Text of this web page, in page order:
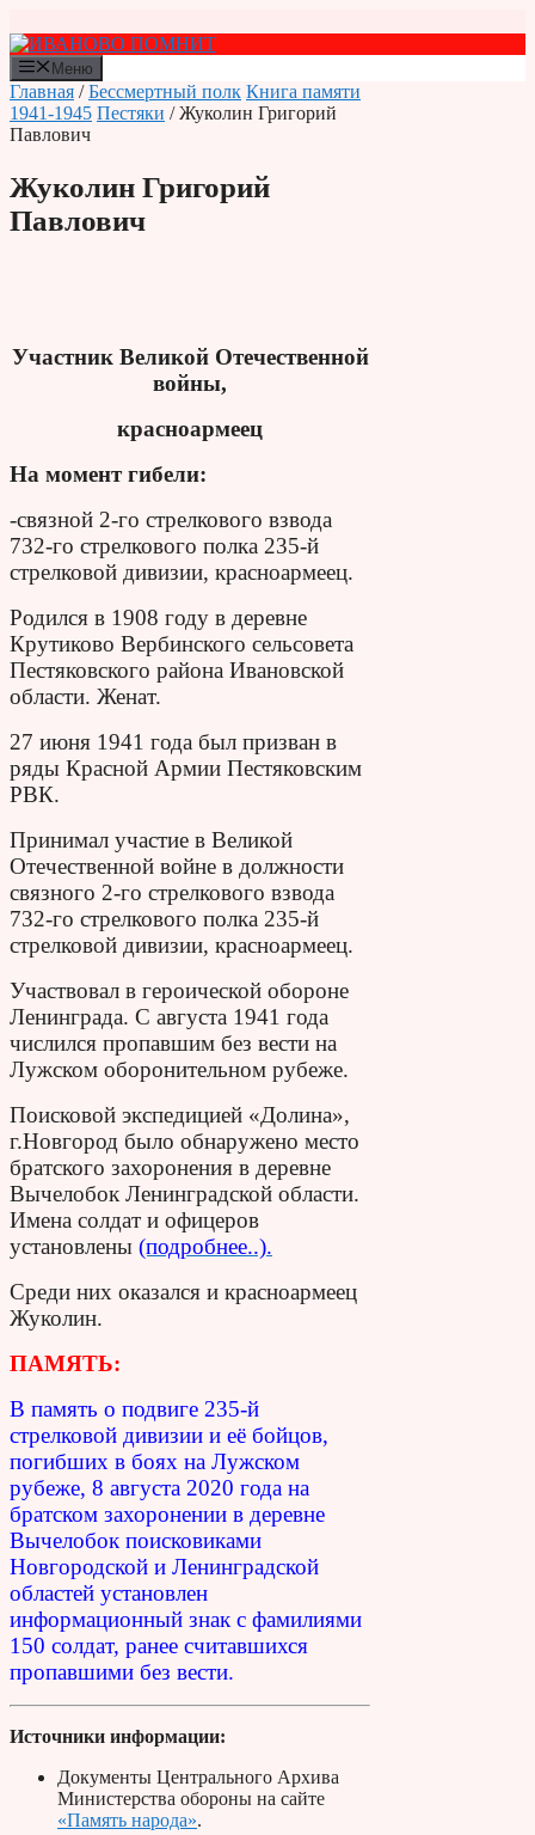
к
содержимому
Меню
Главная /Бессмертный полк Книга памяти
1941-1945 Пестяки / Жуколин Григорий
Павлович
Жуколин Григорий
Павлович
Участник Великой Отечественной
войны,
красноармеец
На момент гибели:
-связной 2-го стрелкового взвода
732-го стрелкового полка 235-й
стрелковой дивизии, красноармеец.
Родился в 1908 году в деревне
Крутиково Вербинского сельсовета
Пестяковского района Ивановской
области. Женат.
27 июня 1941 года был призван в
ряды Красной Армии Пестяковским
РВК.
Принимал участие в Великой
Отечественной войне в должности
связного 2-го стрелкового взвода
732-го стрелкового полка 235-й
стрелковой дивизии, красноармеец.
Участвовал в героической обороне
Ленинграда. С августа 1941 года
числился пропавшим без вести на
Лужском оборонительном рубеже.
Поисковой экспедицией «Долина»,
г.Новгород было обнаружено место
братского захоронения в деревне
Вычелобок Ленинградской области.
Имена солдат и офицеров
установлены (подробнее..).
Среди них оказался и красноармеец
Жуколин.
ПАМЯТЬ:
В память о подвиге 235-й
стрелковой дивизии и её бойцов,
погибших в боях на Лужском
рубеже, 8 августа 2020 года на
братском захоронении в деревне
Вычелобок поисковиками
Новгородской и Ленинградской
областей установлен
информационный знак с фамилиями
150 солдат, ранее считавшихся
пропавшими без вести.
Источники информации:
Документы Центрального Архива
Министерства обороны на сайте
«Память народа».